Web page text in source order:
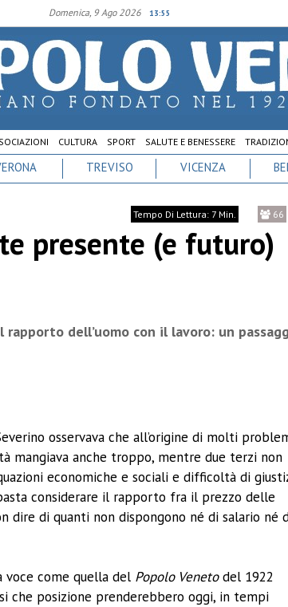
Domenica, 9 Ago 2026 13:55
CULTURA SPORT SALUTE E BENESSERE
TREVISO VICENZA
Tempo Di Lettura: 7 Min. 66
presente (e futuro)
dell’uomo con il lavoro: un
osservava che all’origine di molti
mangiava anche troppo, mentre due terzi non
economiche e sociali e difficoltà di
considerare il rapporto fra il prezzo delle
dire di quanti non dispongono né di salario né
voce come quella del Popolo Venetodel 1922
che posizione prenderebbero oggi, in tempi